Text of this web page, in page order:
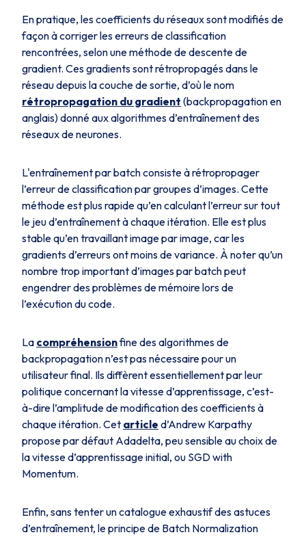
En pratique, les coefficients du réseaux sont modifiés de
façon à corriger les erreurs de classification
rencontrées, selon une méthode de descente de
gradient. Ces gradients sontrétropropagésdans le
réseau depuis la couche de sortie, d’où le nom
rétropropagation du gradient (backpropagation en
anglais) donné aux algorithmes d’entraînement des
réseaux de neurones.
L'entraînement par batch consiste à rétropropager
l’erreur de classification par groupes d’images. Cette
méthode est plus rapide qu’en calculant l’erreur sur tout
le jeu d’entraînement à chaque itération. Elle est plus
stable qu’en travaillant image par image, car les
gradients d’erreurs ont moins de variance. À noter qu’un
nombre trop important d’images par batch peut
engendrer des problèmes de mémoire lors de
l’exécution du code.
La compréhensionfine des algorithmes de
backpropagation n’est pas nécessaire pour un
utilisateur final. Ils diffèrent essentiellement par leur
politique concernant la vitesse d’apprentissage, c’est-
à-dire l’amplitude de modification des coefficients à
chaque itération. Cet article d’Andrew Karpathy
propose par défaut Adadelta, peu sensible au choix de
la vitesse d’apprentissage initial, ou SGD with
Momentum.
Enfin, sans tenter un catalogue exhaustif des astuces
d’entraînement, le principe de Batch Normalization